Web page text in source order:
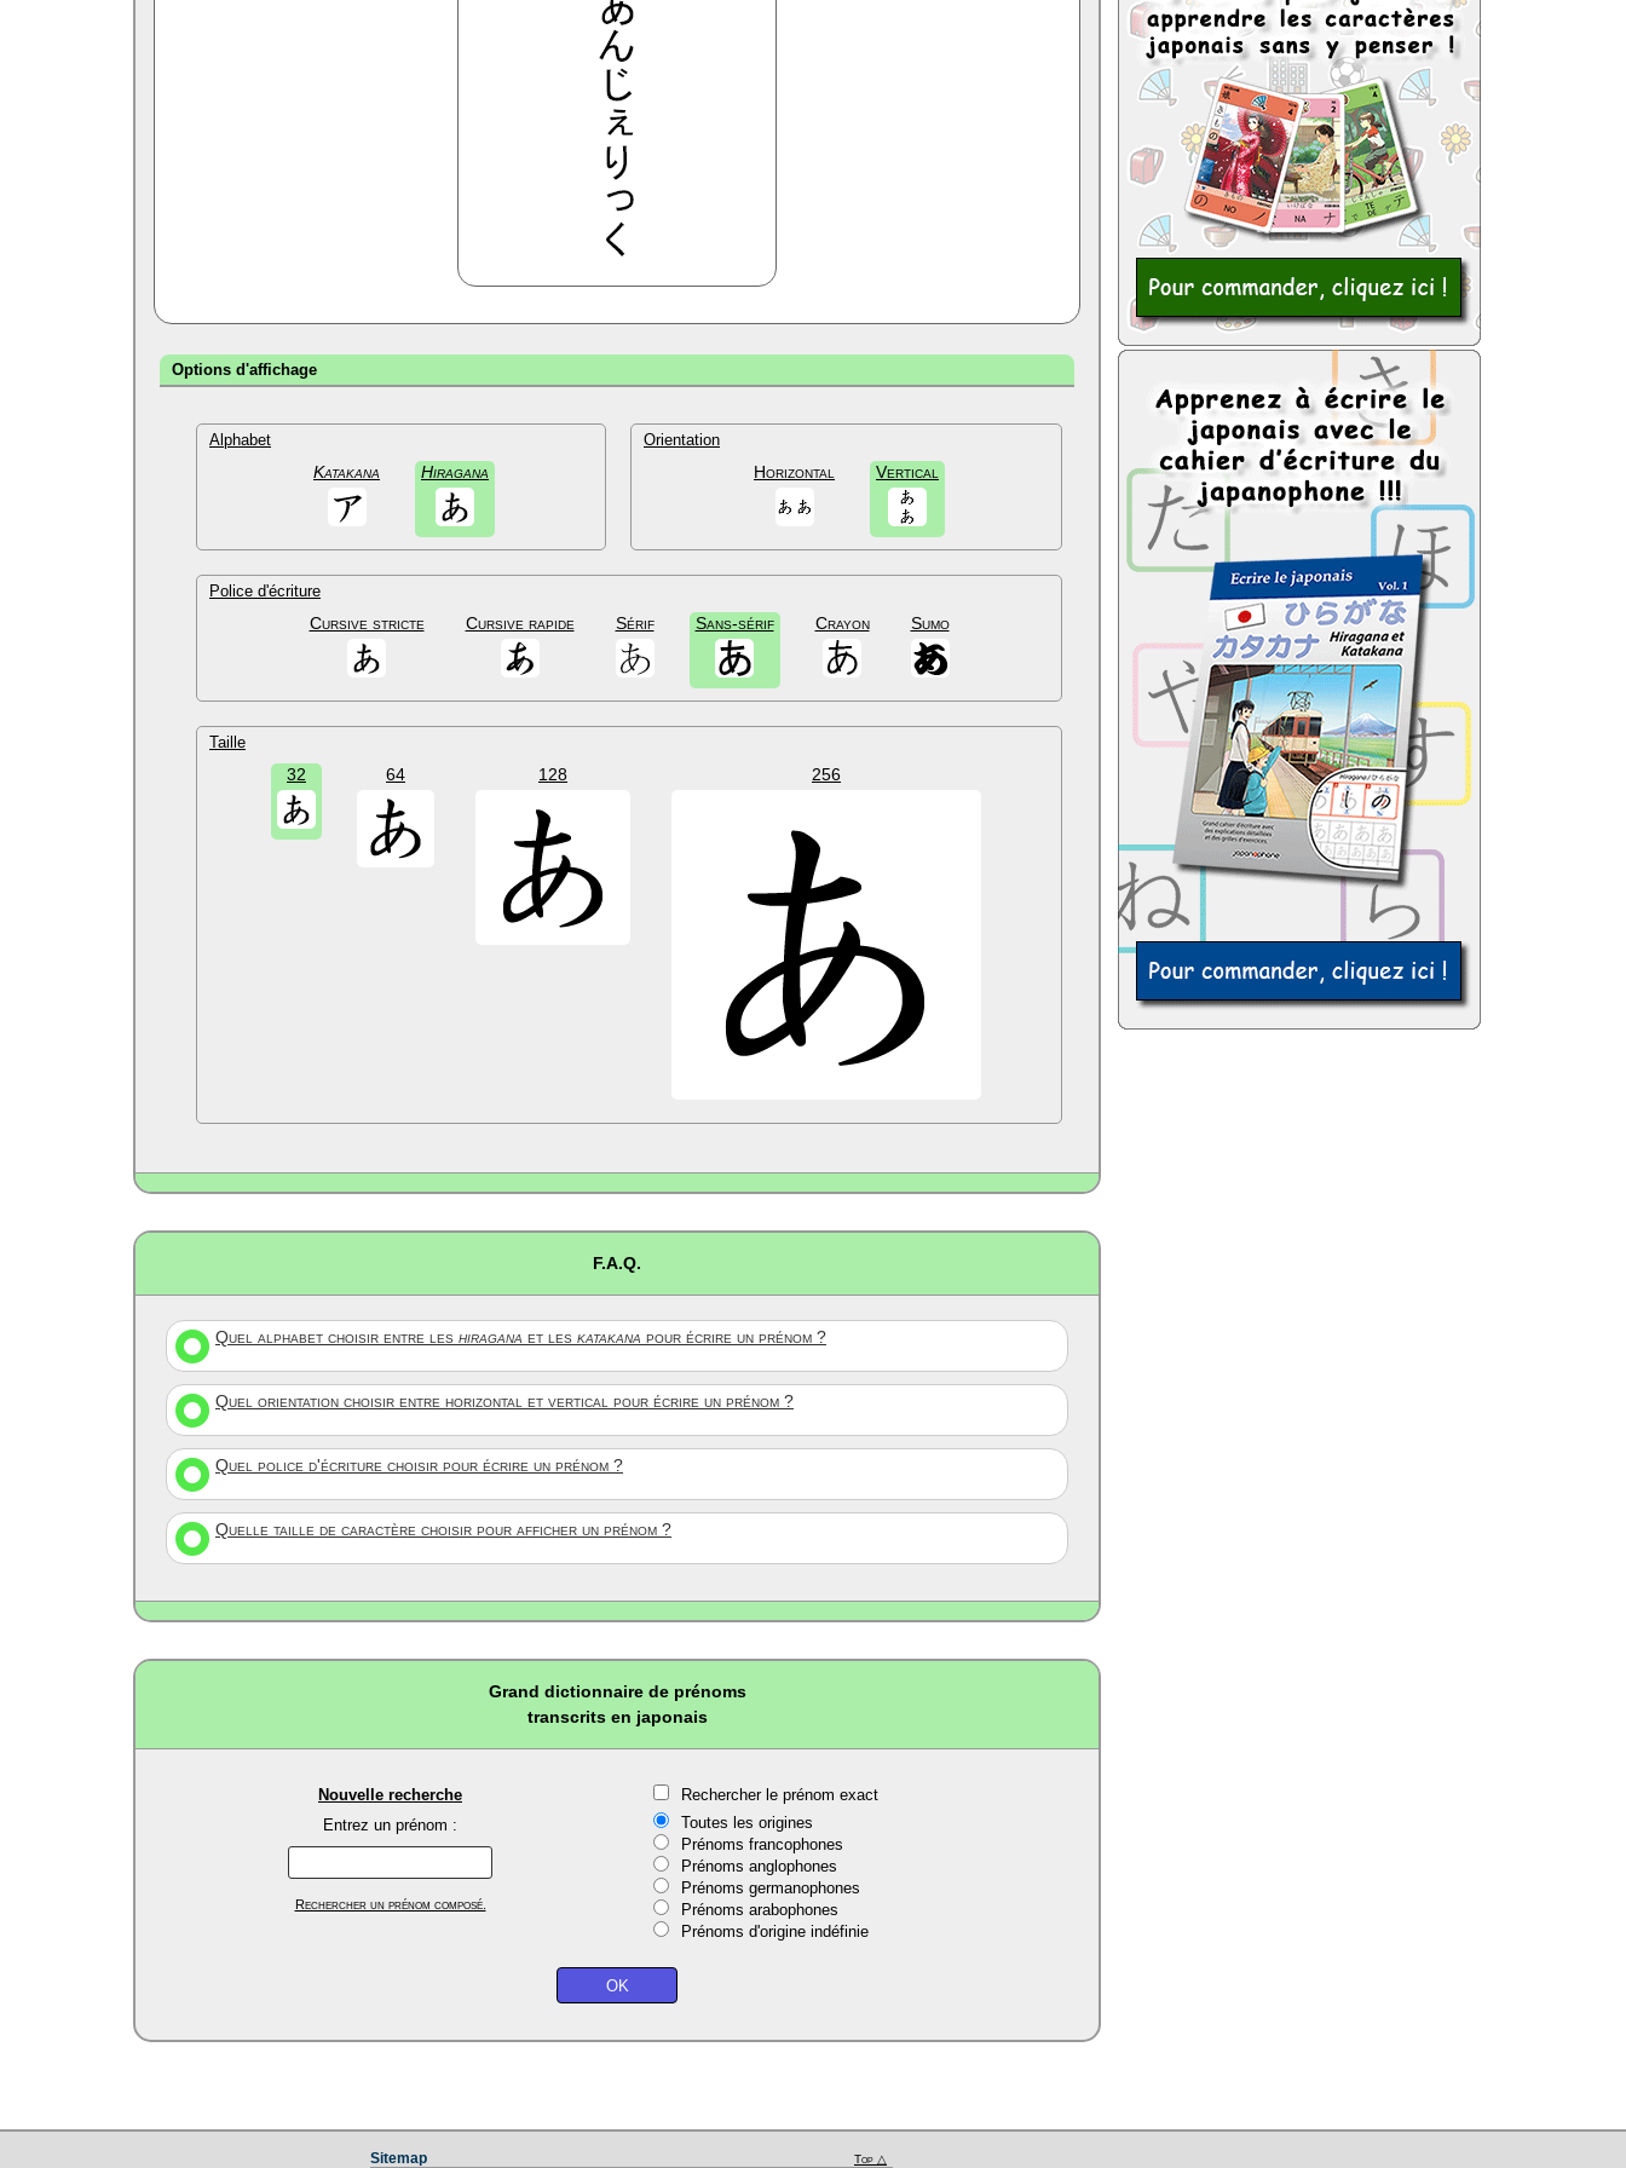
Options d'affichage
Alphabet
Katakana Hiragana
Orientation
Horizontal Vertical
Police d'écriture
Cursive stricte Cursive rapide Sérif Sans-sérif Crayon Sumo
Taille
32 64 128 256
F.A.Q.
Quel alphabet choisir entre les hiragana et les katakana pour écrire un prénom ?
Quel orientation choisir entre horizontal et vertical pour écrire un prénom ?
Quel police d'écriture choisir pour écrire un prénom ?
Quelle taille de caractère choisir pour afficher un prénom ?
Grand dictionnaire de prénoms
transcrits en japonais
Nouvelle recherche
Entrez un prénom :
Rechercher un prénom composé.
Rechercher le prénom exact
Toutes les origines
Prénoms francophones
Prénoms anglophones
Prénoms germanophones
Prénoms arabophones
Prénoms d'origine indéfinie
Sitemap Top △